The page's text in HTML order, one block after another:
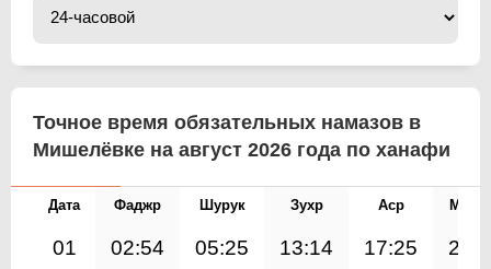
Точное время обязательных намазов в
Мишелёвке на август 2026 года по ханафи
Дата Фаджр Шурук Зухр Аср
01 02:54 05:25 13:14 17:25